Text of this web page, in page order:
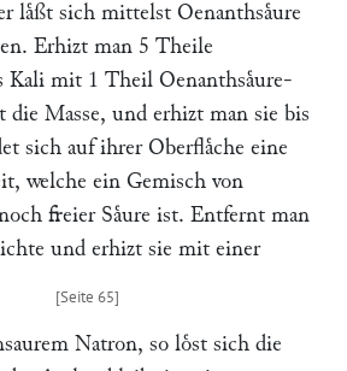
laͤßt sich mittelst Oenanthsaͤure
Erhizt man 5 Theile
Kali mit 1 Theil Oenanthsaͤure-
die Masse, und erhizt man sie bis
sich auf ihrer Oberflaͤche eine
welche ein Gemisch von
freier Saͤure ist. Entfernt man
und erhizt sie mit einer
Natron, so loͤst sich die